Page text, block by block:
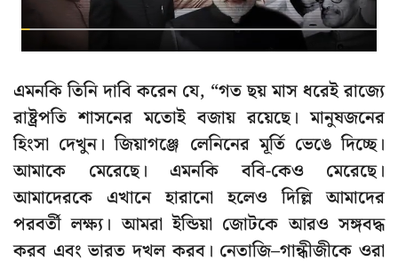
এমনকি তিনি দাবি করেন যে, “গত ছয় মাস ধরেই রাজ্যে
রাষ্ট্রপতি শাসনের মতোই বজায় রয়েছে। মানুষজনের
হিংসা দেখুন। জিয়াগঞ্জে লেনিনের মূর্তি ভেঙে দিচ্ছে।
আমাকে মেরেছে। এমনকি ববি-কেও মেরেছে।
আমাদেরকে এখানে হারানো হলেও দিল্লি আমাদের
পরবর্তী লক্ষ্য। আমরা ইন্ডিয়া জোটকে আরও সঙ্গবদ্ধ
করব এবং ভারত দখল করব। নেতাজি–গান্ধীজীকে ওরা